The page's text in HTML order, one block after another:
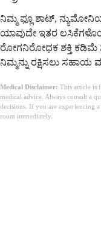
ನಿಮ್ಮ ಫ್ಲೂ ಶಾಟ್,
ಯಾವುದೇ ಇತರ
ರೋಗನಿರೋಧಕ ಶಕ್ತಿ ಕಡಿಮೆ
ನಿಮ್ಮನ್ನು ರಕ್ಷಿಸಲು ಸಹಾಯ
Medical Disclaimer: This article is
medical advice. Always consult a
decisions. If you are experiencing
room immediately.